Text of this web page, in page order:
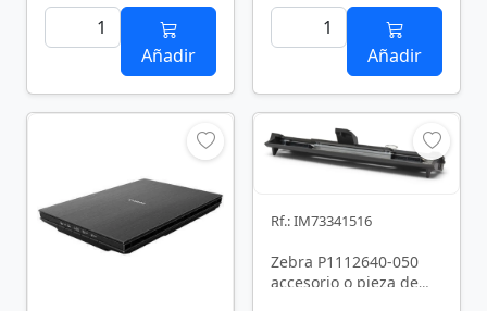
Añadir Añadir
Rf.: IM73341516
Zebra P1112640-050
accesorio o pieza de